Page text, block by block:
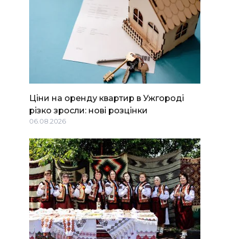
Ціни на оренду квартир в Ужгороді
різко зросли: нові розцінки
06.08.2026